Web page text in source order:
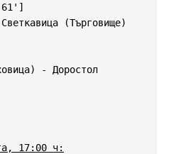
61']
(Търговище)
- Доростол
17:00 ч: